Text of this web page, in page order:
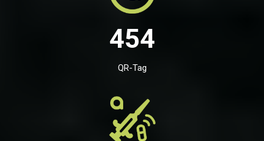
454
QR-Tag